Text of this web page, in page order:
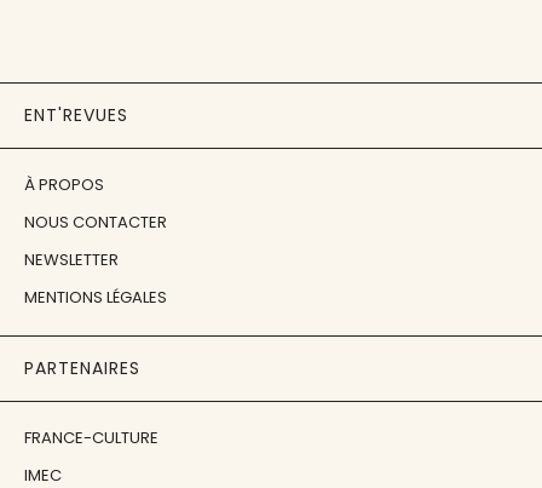
ENT'REVUES
À PROPOS
NOUS CONTACTER
NEWSLETTER
MENTIONS LÉGALES
PARTENAIRES
FRANCE-CULTURE
IMEC